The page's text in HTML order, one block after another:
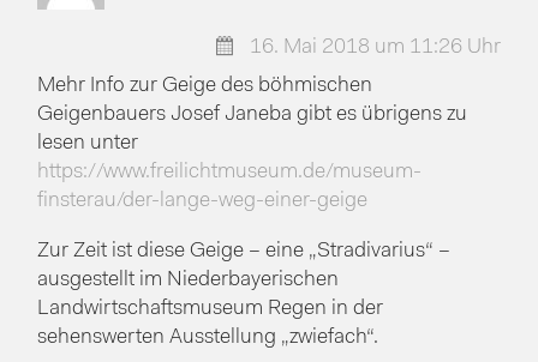
16. Mai 2018 um 11:26 Uhr
Mehr Info zur Geige des böhmischen
Geigenbauers Josef Janeba gibt es übrigens zu
lesen unter
https://www.freilichtmuseum.de/museum-
finsterau/der-lange-weg-einer-geige
Zur Zeit ist diese Geige – eine „Stradivarius“ –
ausgestellt im Niederbayerischen
Landwirtschaftsmuseum Regen in der
sehenswerten Ausstellung „zwiefach“.